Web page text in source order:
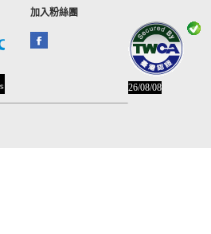
加入粉絲團
26/08/08